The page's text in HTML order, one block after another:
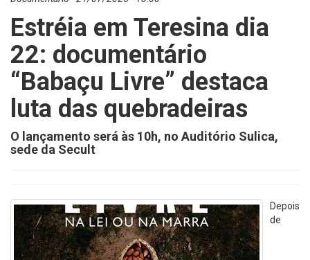
Estréia em Teresina dia
22: documentário
“Babaçu Livre” destaca
luta das quebradeiras
O lançamento será às 10h, no Auditório Sulica,
sede da Secult
Depois
de